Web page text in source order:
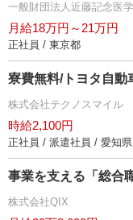
一般財団法人近藤記念医
月給18万円～21万円
正社員 / 東京都
寮費無料/トヨタ自
株式会社テクノスマイル
時給2,100円
正社員 / 派遣社員 / 愛知県
事業を支える「総合
株式会社QIX